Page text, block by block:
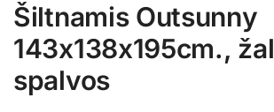
Šiltnamis Outsunny
143x138x195cm.,
spalvos